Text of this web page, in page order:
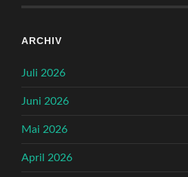
ARCHIV
Juli 2026
Juni 2026
Mai 2026
April 2026